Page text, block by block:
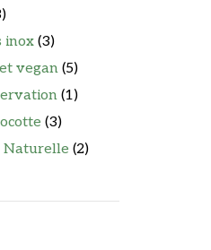
inox (3)
vegan (5)
(1)
(3)
Naturelle (2)